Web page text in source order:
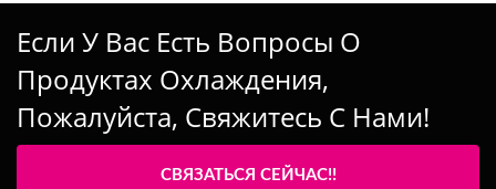
Если У Вас Есть Вопросы О
Продуктах Охлаждения,
Пожалуйста, Свяжитесь С Нами!
СВЯЗАТЬСЯ СЕЙЧАС!!